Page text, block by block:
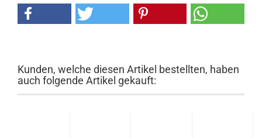
Kunden, welche diesen Artikel bestellten, haben
auch folgende Artikel gekauft: